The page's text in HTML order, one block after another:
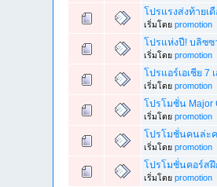
โปรแรงส่งท้ายเ
เริ่มโดยpromotion
โปรแห่งปี! บลิซซ
เริ่มโดยpromotion
โปรแอร์เอเชีย 7
เริ่มโดยpromotion
โปรโมชั่น Major
เริ่มโดยpromotion
โปรโมชั่นคนล่ะค
เริ่มโดยpromotion
โปรโมชั่นคอร์ส
เริ่มโดยpromotion